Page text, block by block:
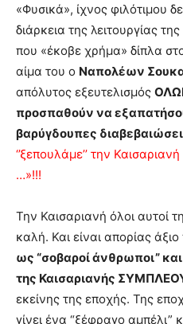
«Φυσικά», ίχνος φιλότιμου
διάρκεια της λειτουργίας
που «έκοβε χρήμα» δίπλα
αίμα του ο Ναπολέων
απόλυτος εξευτελισμός
προσπαθούν να
βαρύγδουπες
‘’ξεπουλάμε’’ την
…»!!!
Την Καισαριανή όλοι αυτοί
καλή. Και είναι απορίας
ως “σοβαροί άνθρωποι” και
της Καισαριανής
εκείνης της εποχής. Της
γίνει ένα “ξέφραγο